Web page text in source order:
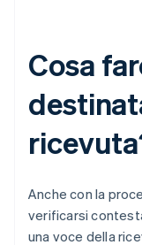
Cosa
Anche con la
verificarsi
una voce della